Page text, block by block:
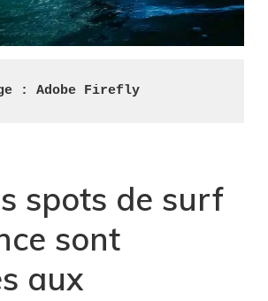
: Adobe Firefly
spots de surf
sont
aux